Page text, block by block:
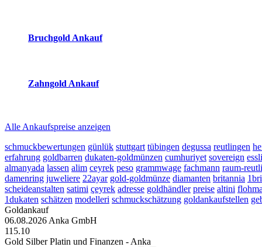
Bruchgold Ankauf
Zahngold Ankauf
Alle Ankaufspreise anzeigen
schmuckbewertungen günlük stuttgart tübingen degussa reutlingen
erfahrung goldbarren dukaten-goldmünzen cumhuriyet sovereign
almanyada lassen alim ceyrek peso grammwage fachmann raum-
damenring juweliere 22ayar gold-goldmünze diamanten britannia
scheideanstalten satimi çeyrek adresse goldhändler preise altini
1dukaten schätzen modelleri schmuckschätzung goldankaufstellen
Goldankauf
06.08.2026 Anka GmbH
115.10
Gold Silber Platin und Finanzen - Anka